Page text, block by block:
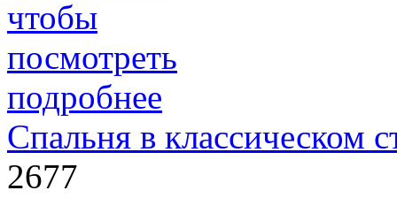
Спальня в классическом
2677